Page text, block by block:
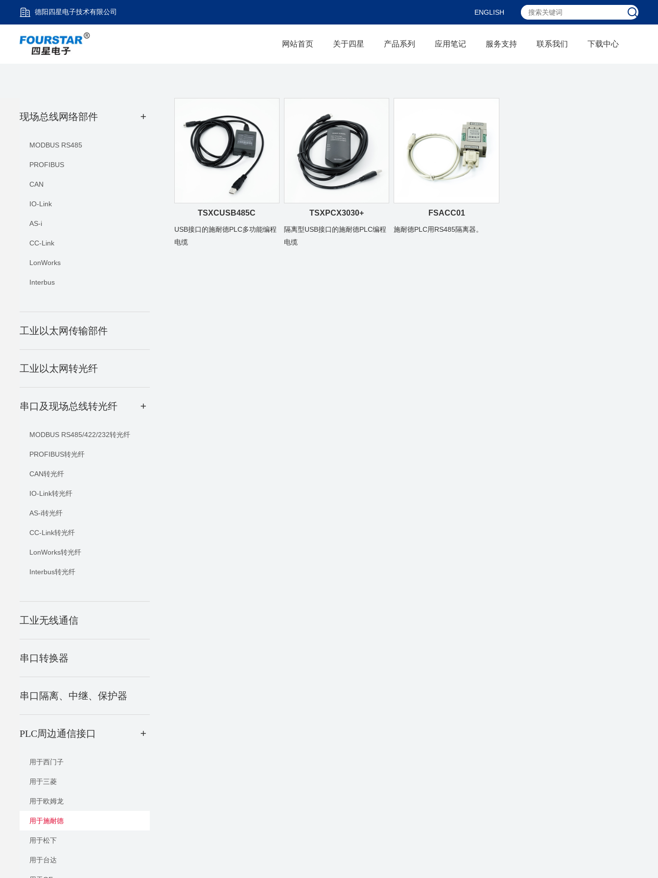
德阳四星电子技术有限公司 ENGLISH
网站首页 关于四星 产品系列 应用笔记 服务支持 联系我们 下载中心
现场总线网络部件 +
MODBUS RS485
PROFIBUS
CAN
IO-Link
AS-i
CC-Link
LonWorks
Interbus
工业以太网传输部件
工业以太网转光纤
串口及现场总线转光纤 +
MODBUS RS485/422/232转光纤
PROFIBUS转光纤
CAN转光纤
IO-Link转光纤
AS-i转光纤
CC-Link转光纤
LonWorks转光纤
Interbus转光纤
工业无线通信
串口转换器
串口隔离、中继、保护器
PLC周边通信接口 +
用于西门子
用于三菱
用于欧姆龙
用于施耐德
用于松下
用于台达
TSXCUSB485C
USB接口的施耐德PLC多功能编程
电缆
TSXPCX3030+
隔离型USB接口的施耐德PLC编程
电缆
FSACC01
施耐德PLC用RS485隔离器。